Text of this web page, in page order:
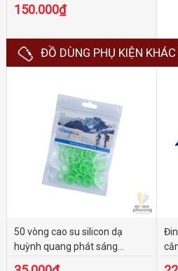
150.000₫
ĐỒ DÙNG PHỤ KIỆN KHÁC
50 vòng cao su silicon dạ
huỳnh quang phát sáng...